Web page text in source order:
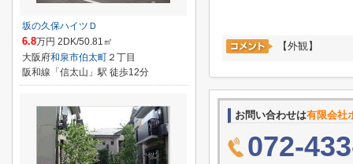
【外観】
お問い合わせは有限会社
072-
坂の久保ハイツＤ
6.8万円 2DK/50.81㎡
大阪府和泉市伯太町 ２丁目
阪和線「信太山」駅 徒歩12分